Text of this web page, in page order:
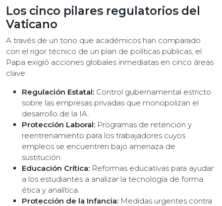
Los cinco pilares regulatorios del
Vaticano
A través de un tono que académicos han comparado
con el rigor técnico de un plan de políticas públicas, el
Papa exigió acciones globales inmediatas en cinco áreas
clave:
Regulación Estatal: Control gubernamental estricto
sobre las empresas privadas que monopolizan el
desarrollo de la IA.
Protección Laboral: Programas de retención y
reentrenamiento para los trabajadores cuyos
empleos se encuentren bajo amenaza de
sustitución.
Educación Crítica: Reformas educativas para ayudar
a los estudiantes a analizar la tecnología de forma
ética y analítica.
Protección de la Infancia: Medidas urgentes contra